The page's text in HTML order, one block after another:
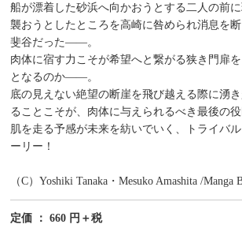
船が漂着した砂浜へ向かおうとする二人の前
襲おうとしたところを高崎に咎められ消息を
斐谷だった――。
肉体に宿す力こそが希望へと繋がる狭き門扉
となるのか――。
底の見えない絶望の断崖を飛び越える際に湧
ることこそが、肉体に与えられるべき最後の役
肌を走る予感が未来を紡いでいく、トライバ
ーリー！
（C）Yoshiki Tanaka・Mesuko Amashita /Manga
定価 ： 660 円＋税